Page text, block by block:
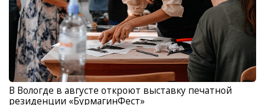
В Вологде в августе откроют выставку печатной
резиденции «БурмагинФест»